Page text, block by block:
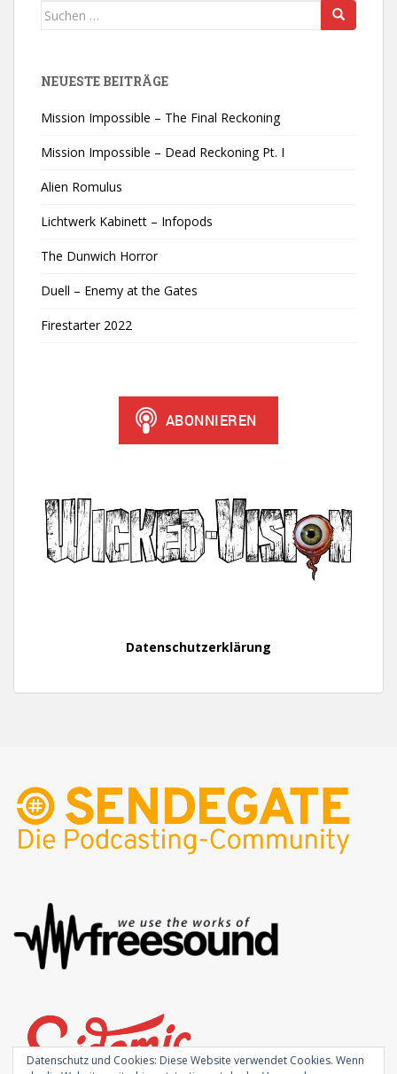
Suchen
NEUESTE BEITRÄGE
Mission Impossible – The Final Reckoning
Mission Impossible – Dead Reckoning Pt. I
Alien Romulus
Lichtwerk Kabinett – Infopods
The Dunwich Horror
Duell – Enemy at the Gates
Firestarter 2022
Datenschutzerklärung
Datenschutz und Cookies: Diese Website verwendet Cookies. Wenn